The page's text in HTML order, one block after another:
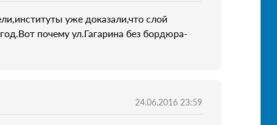
уже доказали,что слой
почему ул.Гагарина без бордюра-
24.06.2016 23:59